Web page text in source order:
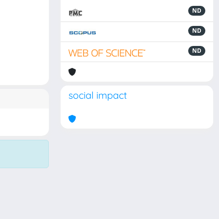
ND
ND
ND
social impact